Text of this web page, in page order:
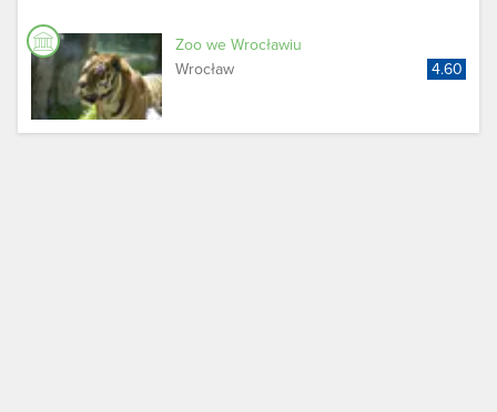
Zoo we Wrocławiu
Wrocław
4.60